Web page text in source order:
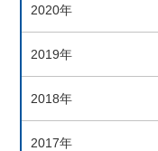
2020年
2019年
2018年
2017年